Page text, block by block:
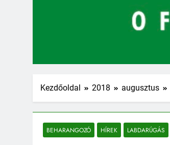
Kezdőoldal 2018 augusztus
BEHARANGOZÓ HÍREK LABDARÚGÁS